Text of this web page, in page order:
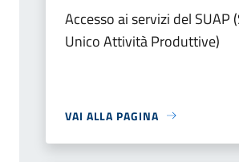
Accesso ai servizi del SUAP
Unico Attività Produttive)
VAI ALLA PAGINA